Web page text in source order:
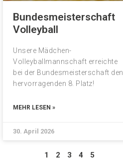
Bundesmeisterschaft
Volleyball
Unsere Mädchen-
Volleyballmannschaft erreichte
bei der Bundesmeisterschaft den
hervorragenden 8. Platz!
MEHR LESEN »
30. April 2026
1 2 3 4 5